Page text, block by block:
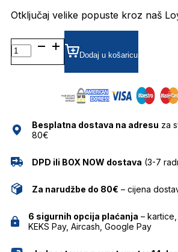
Otključaj velike popuste kroz naš
0JC5040
SUNČANE
NAOČALE
Dodaj u košaricu
Besplatna dostava na adresu za
80€
DPD ili BOX NOW dostava (3-7
Za narudžbe do 80€ – cijena
6 sigurnih opcija plaćanja –
KEKS Pay, Aircash, Google Pay